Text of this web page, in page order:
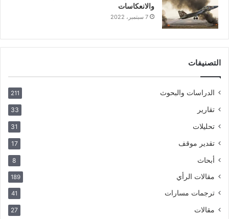
والانعكاسات
7 سبتمبر، 2022
التصنيفات
الدراسات والبحوث 211
تقارير 33
تحليلات 31
تقدير موقف 17
أبحاث 8
مقالات الرأي 189
ترجمات مسارات 41
مقالات 27